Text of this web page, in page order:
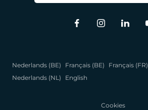
Nederlands (BE) Français (BE) Français (FR)
Nederlands (NL)
English
Cookies